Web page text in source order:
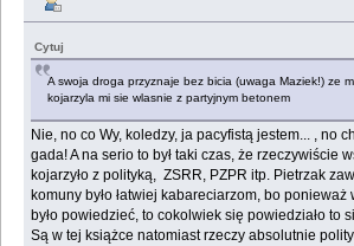
Cytuj
A swoja droga przyznaje bez bicia (uwaga Maziek!) ze
kojarzyla mi sie wlasnie z partyjnym betonem
Nie, no co Wy, koledzy, ja pacyfistą jestem... , no
gada! A na serio to był taki czas, że rzeczywiście
kojarzyło z polityką, ZSRR, PZPR itp. Pietrzak
komuny było łatwiej kabareciarzom, bo
było powiedzieć, to cokolwiek się powiedziało to
Są w tej książce natomiast rzeczy absolutnie